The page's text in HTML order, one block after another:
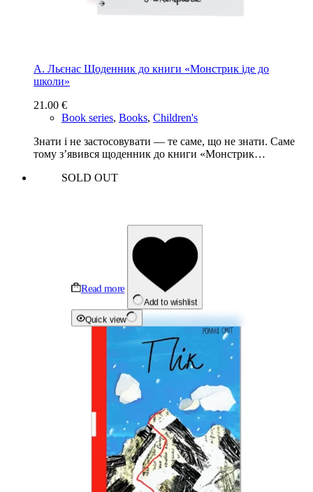
А. Льєнас Щоденник до книги «Монстрик іде до
школи»
21.00 €
Book series, Books, Children's
Знати і не застосовувати — те саме, що не знати. Саме
тому з’явився щоденник до книги «Монстрик…
SOLD OUT
Read more
Add to wishlist
Quick view